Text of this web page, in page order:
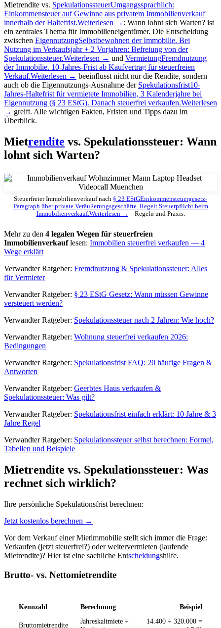
Mietrendite vs. SpekulationssteuerUmgangssprachlich:
Einkommensteuer auf Gewinne aus privatem Immobilienverkauf
innerhalb der Haltefrist.Weiterlesen → : Wann lohnt sich Warten? ist
ein zentrales Thema für Immobilieneigentümer. Die Entscheidung
zwischen EigennutzungSelbstbewohnen der Immobilie. Bei
Nutzung im Verkaufsjahr + 2 Vorjahren: Befreiung von der
Spekulationssteuer.Weiterlesen → und VermietungFremdnutzung
der Immobilie. 10-Jahres-Frist ab Kaufvertrag für steuerfreien
Verkauf.Weiterlesen → beeinflusst nicht nur die Rendite, sondern
auch ob die Eigennutzungs-Ausnahme der Spekulationsfrist10-
Jahres-Haltefrist für vermietete Immobilien, 3 Kalenderjahre bei
Eigennutzung (§ 23 EStG). Danach steuerfrei verkaufen.Weiterlesen
→ greift. Alle wichtigen Fakten, Fristen und Tipps dazu im
Überblick.
Mietrendite vs. Spekulationssteuer: Wann
lohnt sich Warten?
Steuerfreier Immobilienverkauf nach § 23 EStGEinkommensteuergesetz-
Paragraph über private Veräußerungsgeschäfte. Regelt Steuerpflicht beim
Immobilienverkauf.Weiterlesen → – Regeln und Praxis.
Mehr zu den 4 legalen Wegen für steuerfreien
Immobilienverkauflesen: Immobilien steuerfrei verkaufen — 4
Wege erklärt
Verwandter Ratgeber: Fremdnutzung & Spekulationssteuer: Alles
für Vermieter
Verwandter Ratgeber: § 23 EStG Gesetz: Wann müssen Gewinne
versteuert werden?
Verwandter Ratgeber: Spekulationssteuer nach 2 Jahren: Wie hoch?
Verwandter Ratgeber: Wohnung steuerfrei verkaufen 2026:
Bedingungen
Verwandter Ratgeber: Spekulationsfrist FAQ: 20 häufige Fragen &
Antworten
Verwandter Ratgeber: Geerbtes Haus verkaufen &
Spekulationssteuer: Was gilt?
Verwandter Ratgeber: Spekulationsfrist einfach erklärt: 10 Jahre & 3
Jahre Regel
Verwandter Ratgeber: Spekulationssteuer selbst berechnen: Formel,
Tabellen und Beispiele
Mietrendite vs. Spekulationssteuer: Was
rechnet sich wirklich?
Ihre persönliche Spekulationsfrist berechnen:
Jetzt kostenlos berechnen →
Vor dem Verkauf einer Mietimmobilie stellt sich immer die Frage:
Verkaufen (jetzt steuerfrei?) oder weitervermieten (laufende
Mietrendite)? Hier ist eine sachliche Entscheidungshilfe.
Brutto- vs. Nettomietrendite
Kennzahl Berechnung Beispiel
Bruttomietrendite
Jahreskaltmiete ÷
14.400 ÷ 320.000 =